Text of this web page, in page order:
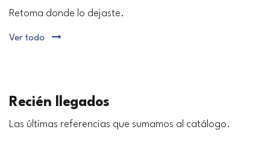
Retoma donde lo dejaste.
Ver todo
Recién llegados
Las últimas referencias que sumamos al catálogo.